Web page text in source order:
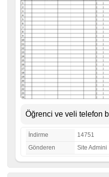
Öğrenci ve veli telefon
İndirme
14751
Gönderen
Site Admini